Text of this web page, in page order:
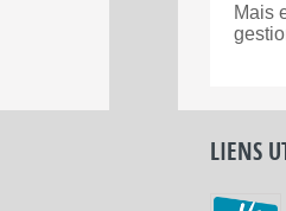
Mais
LIENS